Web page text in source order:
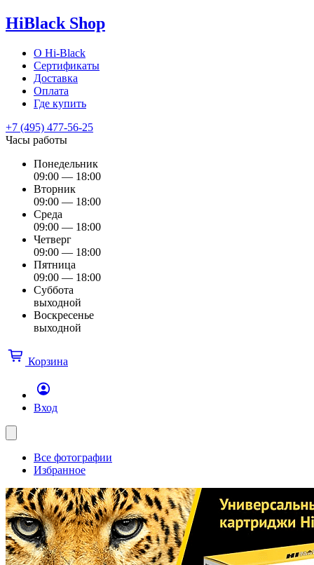
HiBlack Shop
О Hi-Black
Сертификаты
Доставка
Оплата
Где купить
+7 (495) 477-56-25
Часы работы
Понедельник
09:00 — 18:00
Вторник
09:00 — 18:00
Среда
09:00 — 18:00
Четверг
09:00 — 18:00
Пятница
09:00 — 18:00
Суббота
выходной
Воскресенье
выходной
Корзина
Вход
Все фотографии
Избранное